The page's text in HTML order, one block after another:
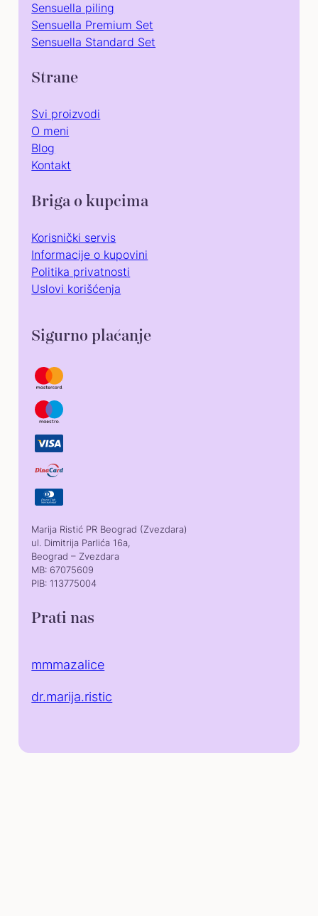
Sensuella piling
Sensuella Premium Set
Sensuella Standard Set
Strane
Svi proizvodi
O meni
Blog
Kontakt
Briga o kupcima
Korisnički servis
Informacije o kupovini
Politika privatnosti
Uslovi korišćenja
Sigurno plaćanje
Marija Ristić PR Beograd (Zvezdara)
ul. Dimitrija Parlića 16a,
Beograd – Zvezdara
MB: 67075609
PIB: 113775004
Prati nas
mmmazalice
dr.marija.ristic